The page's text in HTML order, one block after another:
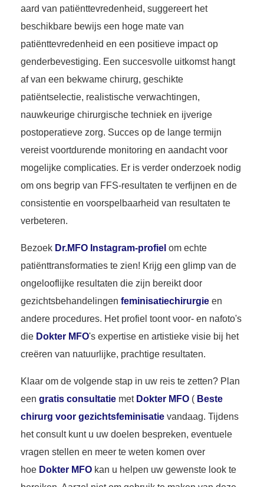
aard van patiënttevredenheid, suggereert het
beschikbare bewijs een hoge mate van
patiënttevredenheid en een positieve impact op
genderbevestiging. Een succesvolle uitkomst hangt
af van een bekwame chirurg, geschikte
patiëntselectie, realistische verwachtingen,
nauwkeurige chirurgische techniek en ijverige
postoperatieve zorg. Succes op de lange termijn
vereist voortdurende monitoring en aandacht voor
mogelijke complicaties. Er is verder onderzoek nodig
om ons begrip van FFS-resultaten te verfijnen en de
consistentie en voorspelbaarheid van resultaten te
verbeteren.
Bezoek Dr.MFO Instagram-profiel om echte
patiënttransformaties te zien! Krijg een glimp van de
ongelooflijke resultaten die zijn bereikt door
gezichtsbehandelingen feminisatiechirurgie en
andere procedures. Het profiel toont voor- en nafoto's
die Dokter MFO's expertise en artistieke visie bij het
creëren van natuurlijke, prachtige resultaten.
Klaar om de volgende stap in uw reis te zetten? Plan
een gratis consultatie met Dokter MFO ( Beste
chirurg voor gezichtsfeminisatie vandaag. Tijdens
het consult kunt u uw doelen bespreken, eventuele
vragen stellen en meer te weten komen over
hoe Dokter MFO kan u helpen uw gewenste look te